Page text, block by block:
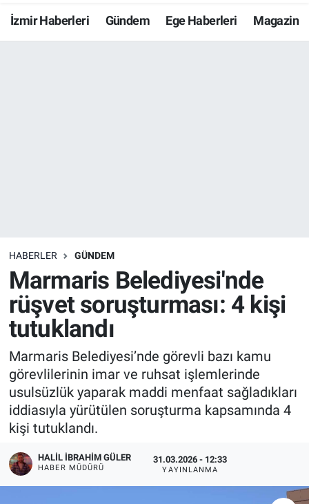
İzmir Haberleri Gündem Ege Haberleri Magazin
HABERLER GÜNDEM
Marmaris Belediyesi'nde
rüşvet soruşturması: 4 kişi
tutuklandı
Marmaris Belediyesi’nde görevli bazı kamu
görevlilerinin imar ve ruhsat işlemlerinde
usulsüzlük yaparak maddi menfaat sağladıkları
iddiasıyla yürütülen soruşturma kapsamında 4
kişi tutuklandı.
HALIL İBRAHIM GÜLER
HABER MÜDÜRÜ
31.03.2026 - 12:33
YAYINLANMA
Resmi İlanlar